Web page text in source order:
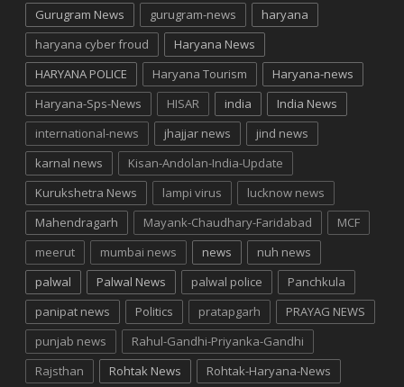
Gurugram News
gurugram-news
haryana
haryana cyber froud
Haryana News
HARYANA POLICE
Haryana Tourism
Haryana-news
Haryana-Sps-News
HISAR india
India News
international-news
jhajjar news
jind news
karnal news
Kisan-Andolan-India-Update
Kurukshetra News
lampi virus
lucknow news
Mahendragarh
Mayank-Chaudhary-Faridabad
MCF
meerut
mumbai news news
nuh news
palwal
Palwal News palwal police
Panchkula
panipat news
Politics pratapgarh
PRAYAG NEWS
punjab news
Rahul-Gandhi-Priyanka-Gandhi
Rajsthan
Rohtak News Rohtak-Haryana-News